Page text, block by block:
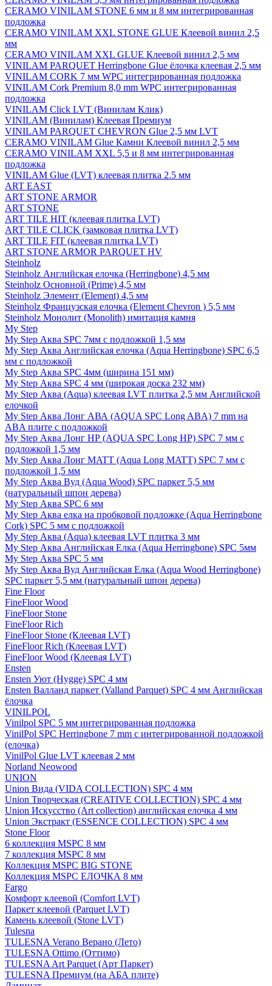
CERAMO VINILAM STONE 6 мм и 8 мм интегрированная
подложка
CERAMO VINILAM XXL STONE GLUE Клеевой винил 2,5
мм
CERAMO VINILAM XXL GLUE Клеевой винил 2,5 мм
VINILAM PARQUET Herringbone Glue ёлочка клеевая 2,5 мм
VINILAM CORK 7 мм WPC интегрированная подложка
VINILAM Cork Premium 8,0 mm WPC интегрированная
подложка
VINILAM Click LVT (Винилам Клик)
VINILAM (Винилам) Клеевая Премиум
VINILAM PARQUET CHEVRON Glue 2,5 мм LVT
CERAMO VINILAM Glue Камни Клеевой винил 2,5 мм
CERAMO VINILAM XXL 5,5 и 8 мм интегрированная
подложка
VINILAM Glue (LVT) клеевая плитка 2.5 мм
ART EAST
ART STONE ARMOR
ART STONE
ART TILE HIT (клеевая плитка LVT)
ART TILE CLICK (замковая плитка LVT)
ART TILE FIT (клеевая плитка LVT)
ART STONE ARMOR PARQUET HV
Steinholz
Steinholz Английская елочка (Herringbone) 4,5 мм
Steinholz Основной (Prime) 4,5 мм
Steinholz Элемент (Element) 4,5 мм
Steinholz Французская елочка (Element Chevron ) 5,5 мм
Steinholz Монолит (Monolith) имитация камня
My Step
My Step Аква SPC 7мм c подложкой 1,5 мм
My Step Аква Английская елочка (Aqua Herringbone) SPC 6,5
мм с подложкой
My Step Аква SPC 4мм (ширина 151 мм)
My Step Аква SPC 4 мм (широкая доска 232 мм)
My Step Аква (Aqua) клеевая LVT плитка 2,5 мм Английской
елочкой
My Step Аква Лонг АВА (AQUA SPC Long ABA) 7 mm на
ABA плите с подложкой
My Step Аква Лонг НР (AQUA SPC Long HP) SPC 7 мм с
подложкой 1,5 мм
My Step Аква Лонг MATT (Aqua Long MATT) SPC 7 мм с
подложкой 1,5 мм
My Step Аква Вуд (Aqua Wood) SPC паркет 5,5 мм
(натуральный шпон дерева)
My Step Аква SPC 6 мм
My Step Аква елка на пробковой подложке (Aqua Herringbone
Cork) SPC 5 мм с подложкой
My Step Аква (Aqua) клеевая LVT плитка 3 мм
My Step Аква Английская Елка (Aqua Herringbone) SPC 5мм
My Step Аква SPC 5 мм
My Step Аква Вуд Английская Елка (Aqua Wood Herringbone)
SPC паркет 5,5 мм (натуральный шпон дерева)
Fine Floor
FineFloor Wood
FineFloor Stone
FineFloor Rich
FineFloor Stone (Клеевая LVT)
FineFloor Rich (Клеевая LVT)
FineFloor Wood (Клеевая LVT)
Ensten
Ensten Уют (Hygge) SPC 4 мм
Ensten Валланд паркет (Valland Parquet) SPC 4 мм Английская
ёлочка
VINILPOL
Vinilpol SPC 5 мм интегрированная подложка
VinilPol SPC Herringbone 7 mm с интегрированной подложкой
(елочка)
VinilPol Glue LVT клеевая 2 мм
Norland Neowood
UNION
Union Вида (VIDA COLLECTION) SPC 4 мм
Union Творческая (CREATIVE COLLECTION) SPC 4 мм
Union Искусство (Art collection) английская елочка 4 мм
Union Экстракт (ESSENCE COLLECTION) SPC 4 мм
Stone Floor
6 коллекция MSPC 8 мм
7 коллекция MSPC 8 мм
Коллекция MSPC BIG STONE
Коллекция MSPC ЕЛОЧКА 8 мм
Fargo
Комфорт клеевой (Comfort LVT)
Паркет клеевой (Parquet LVT)
Камень клеевой (Stone LVT)
Tulesna
TULESNA Verano Верано (Лето)
TULESNA Ottimo (Оттимо)
TULESNA Art Parquet (Арт Паркет)
TULESNA Премиум (на АБА плите)